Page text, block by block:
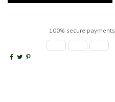
100% secure payments